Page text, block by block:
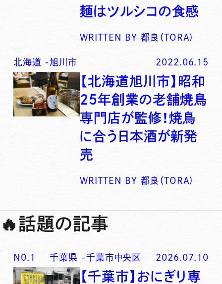
麺はツルシコの食感
WRITTEN BY 都良（TORA)
北海道 -旭川市 2022.06.15
【北海道旭川市】昭和
25年創業の老舗焼鳥
専門店が監修！焼鳥
に合う日本酒が新発
売
WRITTEN BY 都良（TORA)
🔥話題の記事
N0. 1 千葉県 -千葉市中央区 2026.07.10
【千葉市】おにぎり専